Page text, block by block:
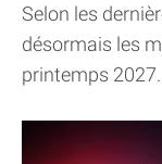
Selon les
désormais les
printemps 2027.